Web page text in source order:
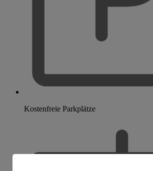
Kostenfreie Parkplätze